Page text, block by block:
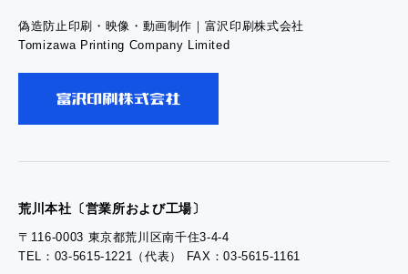
- お問い合わせTOP
- お問い合わせ
- 採用お問い合わせ
偽造防止印刷・映像・動画制作｜富沢印刷株式会社
Tomizawa Printing Company Limited
荒川本社〔営業所および工場〕
〒116-0003 東京都荒川区南千住3-4-4
TEL：03-5615-1221（代表） FAX：03-5615-1161